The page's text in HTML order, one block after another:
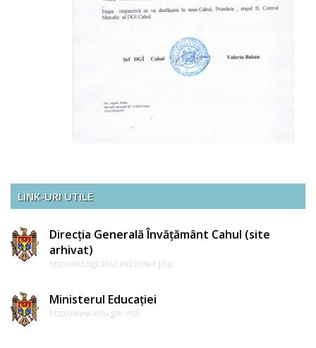
LINK-URI UTILE
Direcția Generală Învățământ Cahul (site
arhivat)
http://old.dgicahul.md/index.php
Ministerul Educației
http://www.edu.gov.md/